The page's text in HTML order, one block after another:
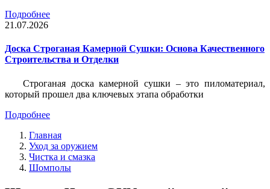
Подробнее
21.07.2026
Доска Строганая Камерной Сушки: Основа Качественного
Строительства и Отделки
Строганая доска камерной сушки – это пиломатериал,
который прошел два ключевых этапа обработки
Подробнее
Главная
Уход за оружием
Чистка и смазка
Шомполы